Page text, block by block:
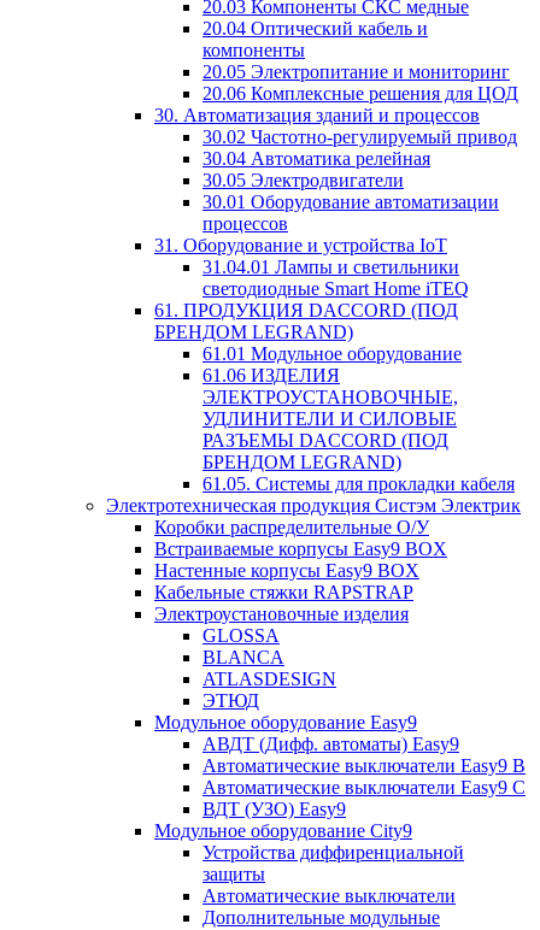
20.03 Компоненты СКС медные
20.04 Оптический кабель и
компоненты
20.05 Электропитание и мониторинг
20.06 Комплексные решения для ЦОД
30. Автоматизация зданий и процессов
30.02 Частотно-регулируемый привод
30.04 Автоматика релейная
30.05 Электродвигатели
30.01 Оборудование автоматизации
процессов
31. Оборудование и устройства IoT
31.04.01 Лампы и светильники
светодиодные Smart Home iTEQ
61. ПРОДУКЦИЯ DACCORD (ПОД
БРЕНДОМ LEGRAND)
61.01 Модульное оборудование
61.06 ИЗДЕЛИЯ
ЭЛЕКТРОУСТАНОВОЧНЫЕ,
УДЛИНИТЕЛИ И СИЛОВЫЕ
РАЗЪЕМЫ DACCORD (ПОД
БРЕНДОМ LEGRAND)
61.05. Системы для прокладки кабеля
Электротехническая продукция Систэм Электрик
Коробки распределительные О/У
Встраиваемые корпусы Easy9 BOX
Настенные корпусы Easy9 BOX
Кабельные стяжки RAPSTRAP
Электроустановочные изделия
GLOSSA
BLANCA
ATLASDESIGN
ЭТЮД
Модульное оборудование Easy9
АВДТ (Дифф. автоматы) Easy9
Автоматические выключатели Easy9 В
Автоматические выключатели Easy9 С
ВДТ (УЗО) Easy9
Модульное оборудование City9
Устройства диффиренциальной
защиты
Автоматические выключатели
Дополнительные модульные